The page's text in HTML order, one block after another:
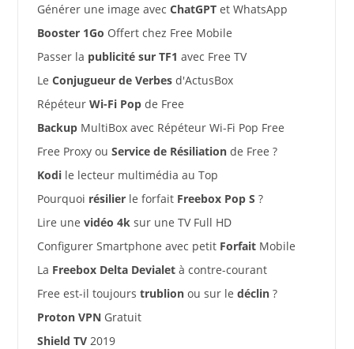
Générer une image avec ChatGPTet WhatsApp
Booster 1Go Offert chez Free Mobile
Passer la publicité sur TF1 avec Free TV
Le Conjugueur de Verbesd'ActusBox
Répéteur Wi-Fi Popde Free
BackupMultiBox avec Répéteur Wi-Fi Pop Free
Free Proxy ou Service de Résiliationde Free ?
Kodile lecteur multimédia au Top
Pourquoi résilierle forfait Freebox Pop S ?
Lire une vidéo 4ksur une TV Full HD
Configurer Smartphone avec petit ForfaitMobile
La Freebox Delta Devialetà contre-courant
Free est-il toujours trublionou sur le déclin?
Proton VPN Gratuit
Shield TV2019